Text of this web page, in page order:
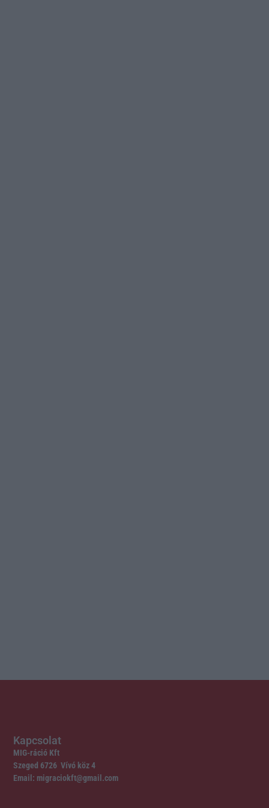
Kapcsolat
MIG-ráció Kft
Szeged 6726 Vívó köz 4
Email: migraciokft@gmail.com